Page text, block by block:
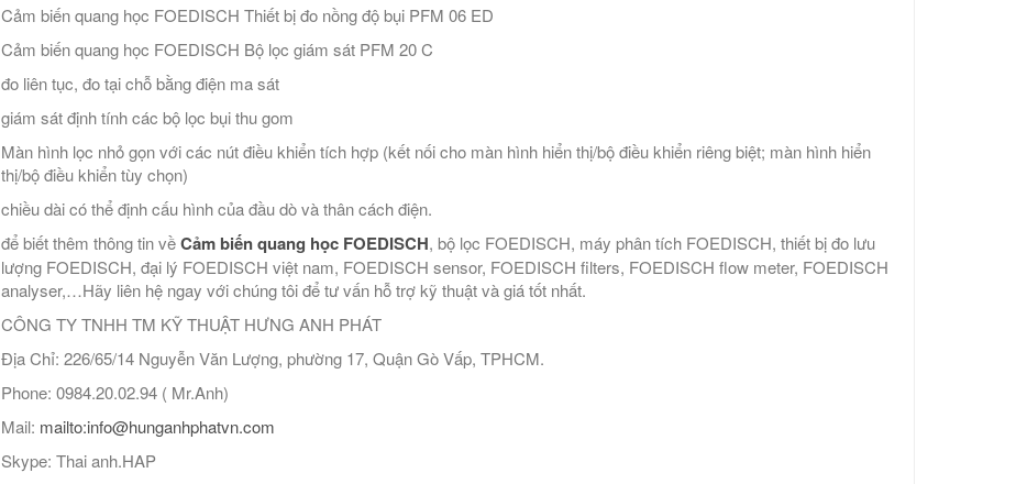
Cảm biến quang học FOEDISCH Thiết bị đo nồng độ bụi PFM 06 ED
Cảm biến quang học FOEDISCH Bộ lọc giám sát PFM 20 C
đo liên tục, đo tại chỗ bằng điện ma sát
giám sát định tính các bộ lọc bụi thu gom
Màn hình lọc nhỏ gọn với các nút điều khiển tích hợp (kết nối cho màn hình hiển thị/bộ điều khiển riêng biệt; màn hình hiển
thị/bộ điều khiển tùy chọn)
chiều dài có thể định cấu hình của đầu dò và thân cách điện.
để biết thêm thông tin vềCảm biến quang học FOEDISCH, bộ lọc FOEDISCH, máy phân tích FOEDISCH, thiết bị đo lưu
lượng FOEDISCH, đại lý FOEDISCH việt nam, FOEDISCH sensor, FOEDISCH filters, FOEDISCH flow meter, FOEDISCH
analyser,…Hãy liên hệ ngay với chúng tôi để tư vấn hỗ trợ kỹ thuật và giá tốt nhất.
CÔNG TY TNHH TM KỸ THUẬT HƯNG ANH PHÁT
Địa Chỉ: 226/65/14 Nguyễn Văn Lượng, phường 17, Quận Gò Vấp, TPHCM.
Phone: 0984.20.02.94 ( Mr.Anh)
Mail: mailto:info@hunganhphatvn.com
Skype: Thai anh.HAP